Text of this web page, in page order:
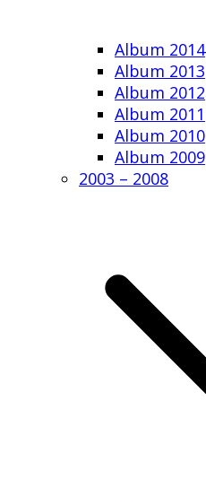
Album 2014
Album 2013
Album 2012
Album 2011
Album 2010
Album 2009
2003 – 2008